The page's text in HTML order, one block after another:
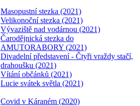
Masopustní stezka (2021)
Velikonoční stezka (2021)
Vývaziště nad vodárnou (2021)
Čarodějnická stezka do
AMUTORABORY (2021)
Divadelní představení - Čtyři vraždy stačí,
drahoušku (2021)
Vítání občánků (2021)
Lucie svátek světla (2021)
Covid v Káraném (2020)